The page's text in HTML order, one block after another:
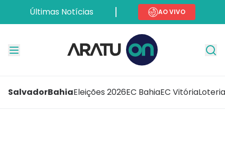
Últimas Notícias AO VIVO
SalvadorBahiaEleições 2026EC BahiaEC Vitória